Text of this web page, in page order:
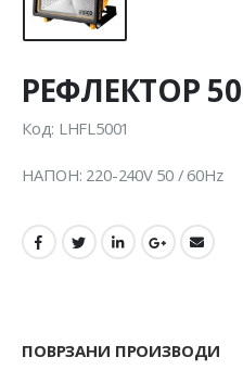
РЕФЛЕКТОР
Код: LHFL5001
НАПОН: 220-240V 50 / 60Hz
ПОВРЗАНИ ПРОИЗВОДИ